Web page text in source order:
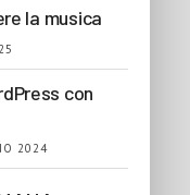
la musica
con
2024